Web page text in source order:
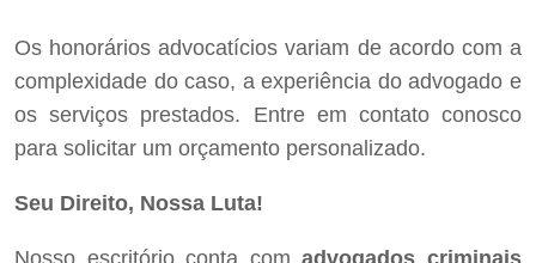
Os honorários advocatícios variam de acordo com a
complexidade do caso, a experiência do advogado e
os serviços prestados. Entre em contato conosco
para solicitar um orçamento personalizado.
Seu Direito, Nossa Luta!